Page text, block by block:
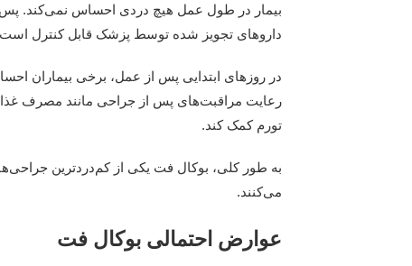
بیمار در طول عمل هیچ دردی احساس نمی‌کند. پس
داروهای تجویز شده توسط پزشک قابل کنترل
در روزهای ابتدایی پس از عمل، برخی بیماران
رعایت مراقبت‌های پس از جراحی مانند مصرف
تورم کمک کند.
به طور کلی، بوکال فت یکی از کم‌دردترین
می‌کنند.
عوارض احتمالی بوکال فت